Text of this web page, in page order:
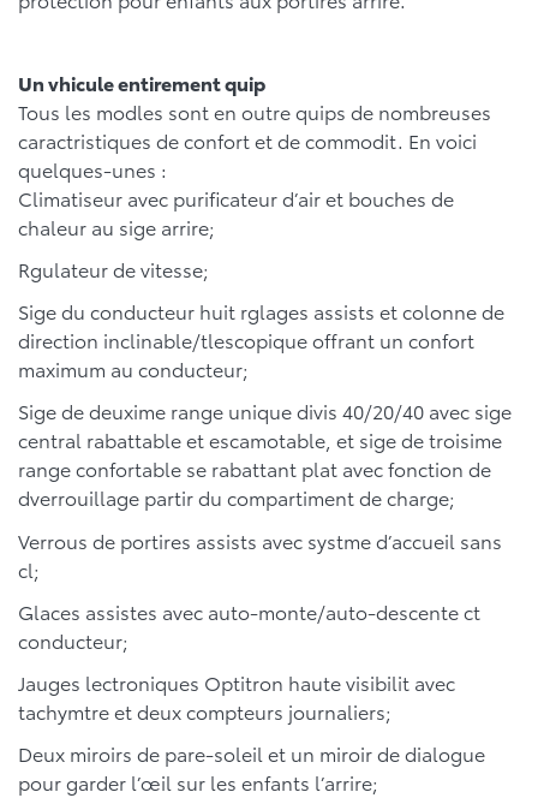
Un vhicule entirement quip
Tous les modles sont en outre quips de nombreuses
caractristiques de confort et de commodit. En voici
quelques-unes :
Climatiseur avec purificateur d’air et bouches de
chaleur au sige arrire;
Rgulateur de vitesse;
Sige du conducteur huit rglages assists et colonne de
direction inclinable/tlescopique offrant un confort
maximum au conducteur;
Sige de deuxime range unique divis 40/20/40 avec sige
central rabattable et escamotable, et sige de troisime
range confortable se rabattant plat avec fonction de
dverrouillage partir du compartiment de charge;
Verrous de portires assists avec systme d’accueil sans
cl;
Glaces assistes avec auto-monte/auto-descente ct
conducteur;
Jauges lectroniques Optitron haute visibilit avec
tachymtre et deux compteurs journaliers;
Deux miroirs de pare-soleil et un miroir de dialogue
pour garder l’œil sur les enfants l’arrire;